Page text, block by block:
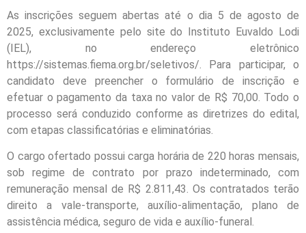
As inscrições seguem abertas até o dia 5 de agosto de
2025, exclusivamente pelo site do Instituto Euvaldo Lodi
(IEL), no endereço eletrônico
https://sistemas.fiema.org.br/seletivos/. Para participar, o
candidato deve preencher o formulário de inscrição e
efetuar o pagamento da taxa no valor de R$ 70,00. Todo o
processo será conduzido conforme as diretrizes do edital,
com etapas classificatórias e eliminatórias.
O cargo ofertado possui carga horária de 220 horas mensais,
sob regime de contrato por prazo indeterminado, com
remuneração mensal de R$ 2.811,43. Os contratados terão
direito a vale-transporte, auxílio-alimentação, plano de
assistência médica, seguro de vida e auxílio-funeral.